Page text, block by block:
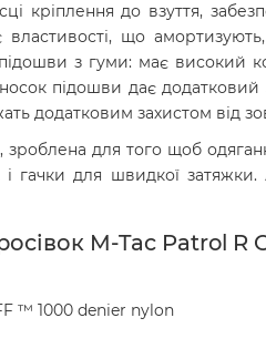
кріплення до взуття,
що
з гуми: має високий
підошви дає
додатковим захистом від
для того щоб
і гачки для швидкої
M-Tac Patrol R
™ 1000 denier nylon